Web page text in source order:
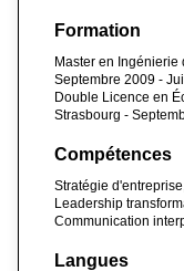
Formation
Master en Ingénierie
Septembre 2009 -
Double Licence en
Strasbourg -
Compétences
Stratégie
Leadership
Communication
Langues